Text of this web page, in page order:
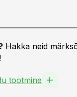
Hakka neid
tootmine